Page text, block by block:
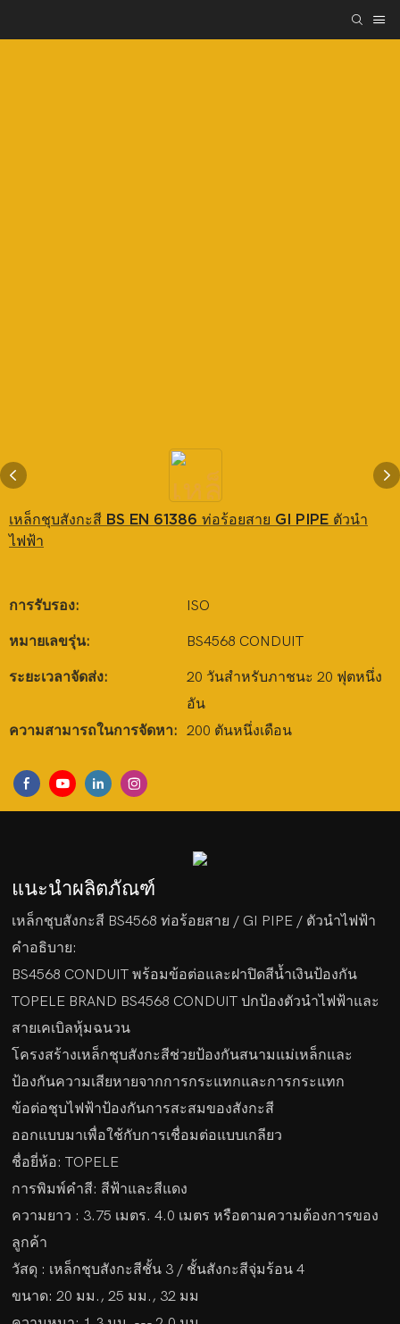
เหล็กชุบสังกะสี BS EN 61386 ท่อร้อยสาย GI PIPE ตัวนำ
ไฟฟ้า
การรับรอง: ISO
หมายเลขรุ่น: BS4568 CONDUIT
ระยะเวลาจัดส่ง:
20 วันสำหรับภาชนะ 20 ฟุตหนึ่ง
อัน
ความสามารถในการจัดหา:
200 ตันหนึ่งเดือน
แนะนำผลิตภัณฑ์
เหล็กชุบสังกะสี BS4568 ท่อร้อยสาย / GI PIPE / ตัวนำไฟฟ้า
คำอธิบาย:
BS4568 CONDUIT พร้อมข้อต่อและฝาปิดสีน้ำเงินป้องกัน
TOPELE BRAND BS4568 CONDUIT ปกป้องตัวนำไฟฟ้าและ
สายเคเบิลหุ้มฉนวน
โครงสร้างเหล็กชุบสังกะสีช่วยป้องกันสนามแม่เหล็กและ
ป้องกันความเสียหายจากการกระแทกและการกระแทก
ข้อต่อชุบไฟฟ้าป้องกันการสะสมของสังกะสี
ออกแบบมาเพื่อใช้กับการเชื่อมต่อแบบเกลียว
ชื่อยี่ห้อ: TOPELE
การพิมพ์คำสี: สีฟ้าและสีแดง
ความยาว : 3.75 เมตร. 4.0 เมตร หรือตามความต้องการของ
ลูกค้า
วัสดุ : เหล็กชุบสังกะสีชั้น 3 / ชั้นสังกะสีจุ่มร้อน 4
ขนาด: 20 มม., 25 มม., 32 มม